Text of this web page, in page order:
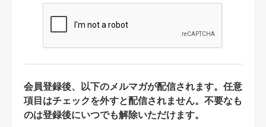
会員登録後、以下のメルマガが配信されます。任意
項目はチェックを外すと配信されません。不要なも
のは登録後にいつでも解除いただけます。